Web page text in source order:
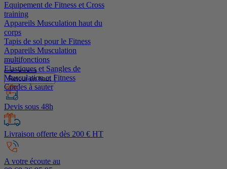
Equipement de Fitness et Cross
training
Appareils Musculation haut du
corps
Tapis de sol pour le Fitness
Appareils Musculation
multifonctions
Elastiques et Sangles de
Musculation et Fitness
Cordes à sauter
Retour en haut
Devis sous 48h
Livraison offerte dès 200 € HT
A votre écoute au